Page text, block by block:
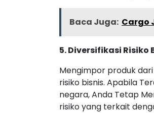
Baca Juga: Cargo
5. Diversifikasi Risiko
Mengimpor produk
risiko bisnis. Apabila
negara, Anda Tetap
risiko yang terkait